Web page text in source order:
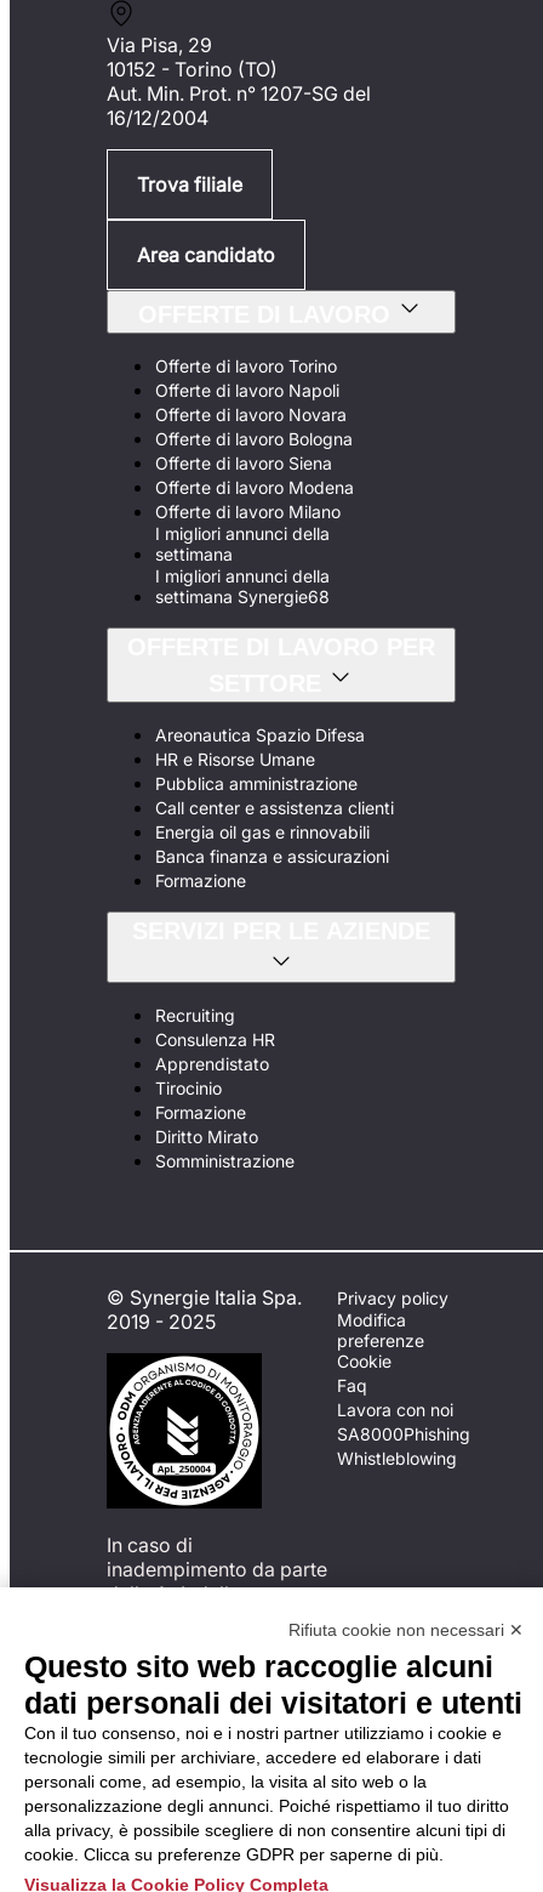
Via Pisa, 29
10152 - Torino (TO)
Aut. Min. Prot. n° 1207-SG del
16/12/2004
Trova filiale
Area candidato
Offerte di lavoro Torino
Offerte di lavoro Napoli
Offerte di lavoro Novara
Offerte di lavoro Bologna
Offerte di lavoro Siena
Offerte di lavoro Modena
Offerte di lavoro Milano
I migliori annunci della
settimana
I migliori annunci della
settimana Synergie68
Areonautica Spazio Difesa
HR e Risorse Umane
Pubblica amministrazione
Call center e assistenza clienti
Energia oil gas e rinnovabili
Banca finanza e assicurazioni
Formazione
Recruiting
Consulenza HR
Apprendistato
Tirocinio
Formazione
Diritto Mirato
Somministrazione
© Synergie Italia Spa.
2019 - 2025
In caso di
inadempimento da parte
della ApL delle
del Codice di Condotta, è
possibile presentare un
reclamo
all’Organismo di
Monitoraggio utilizzando
una delle modalità
descritte al seguente
indirizzo web
https://odm-
agenzielavoro.it/reclami/.
Privacy policy
Modifica
preferenze
Cookie
Faq
Lavora con noi
SA8000Phishing
Whistleblowing
Rifiuta cookie non necessari ✕
Questo sito web raccoglie alcuni
dati personali dei visitatori e utenti
Con il tuo consenso, noi e i nostri partner utilizziamo i cookie e
tecnologie simili per archiviare, accedere ed elaborare i dati
personali come, ad esempio, la visita al sito web o la
personalizzazione degli annunci. Poiché rispettiamo il tuo diritto
alla privacy, è possibile scegliere di non consentire alcuni tipi di
cookie. Clicca su preferenze GDPR per saperne di più.
Visualizza la Cookie Policy Completa